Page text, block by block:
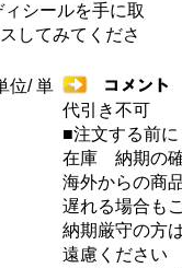
シールを手に取
してみてくださ
位/ 単
代引き不可
■注文する前に
在庫 納期の
海外からの商
遅れる場合も
納期厳守の方
遠慮ください